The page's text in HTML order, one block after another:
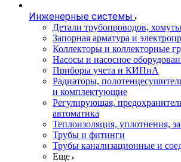
Инженерные системы
Детали трубопроводов,
Запорная арматура и
Коллекторы и коллекторные
Насосы и насосное
Приборы учета и КИПиА
Радиаторы,
и комплектующие
Регулирующая,
автоматика
Теплоизоляция, уплотнения,
Трубы и фитинги
Трубы канализационные и
Еще